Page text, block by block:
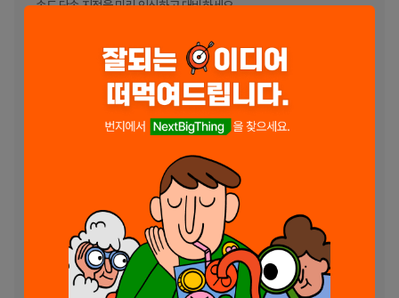
속도 단속 지점을 미리 인식하고 대비하세요.
╰┈➤ 🛡️ 신뢰성과 보안: 사용자의 데이터 보안과 프라이버시를 최우선
으로 생각합니다. 위치 정보는 내비게이션 목적에만 사용되어 안심하고
이용하실 수 있습니다. 🛡️
션이 쉬워집니다. 위치를 간편하게 검색하고, 즐겨찾기를 저장하며, 세부
╰┈➤ ⚠️ 실시간 경고: 교통 체증, 도로 위험, 사고, 이동식 속도 카메라,
경찰, 헬리콥터, 드론 등 다양한 도로 상황에 대한 실시간 알림을 받아보
╰┈➤ 🚗 🚛 🛵 다양한 차량 유형: 자동차, 트럭 또는 오토바이 등 선호
하는 차량에 맞게 경로를 간편하게 계획하세요. 🚗 🚛 🛵
속도 레이더 감지기 & GPS를 지금 사용하고 언제 어디서나 내비게이션